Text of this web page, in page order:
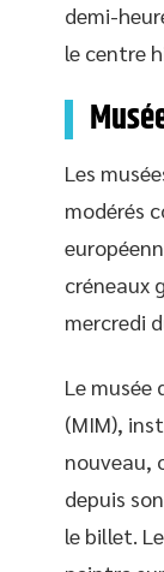
demi-
le centre
Les
modérés
créneaux
mercredi
Le musée
(MIM),
nouveau,
depuis
le billet.